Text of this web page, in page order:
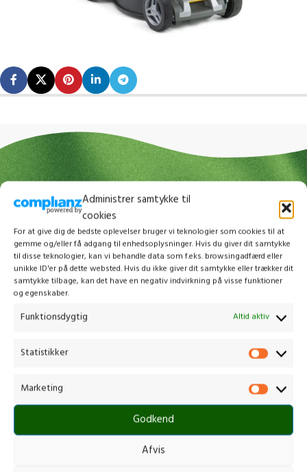
Administrer samtykke til
cookies
For at give dig de bedste oplevelser bruger vi teknologier som cookies til at
gemme og/eller få adgang til enhedsoplysninger. Hvis du giver dit samtykke
til disse teknologier, kan vi behandle data som f.eks. browsingadfærd eller
unikke ID'er på dette websted. Hvis du ikke giver dit samtykke eller trækker dit
samtykke tilbage, kan det have en negativ indvirkning på visse funktioner
og egenskaber.
Funktionsdygtig Altid aktiv
Statistikker
Marketing
Godkend
Afvis
Kontakt os
Gammelmark 1, 6630 Rødding